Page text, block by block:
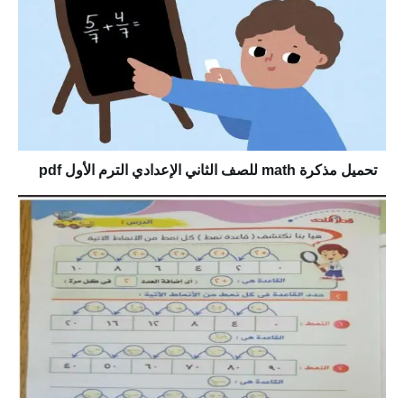
تحميل مذكرة math للصف الثاني الإعدادي الترم الأول pdf